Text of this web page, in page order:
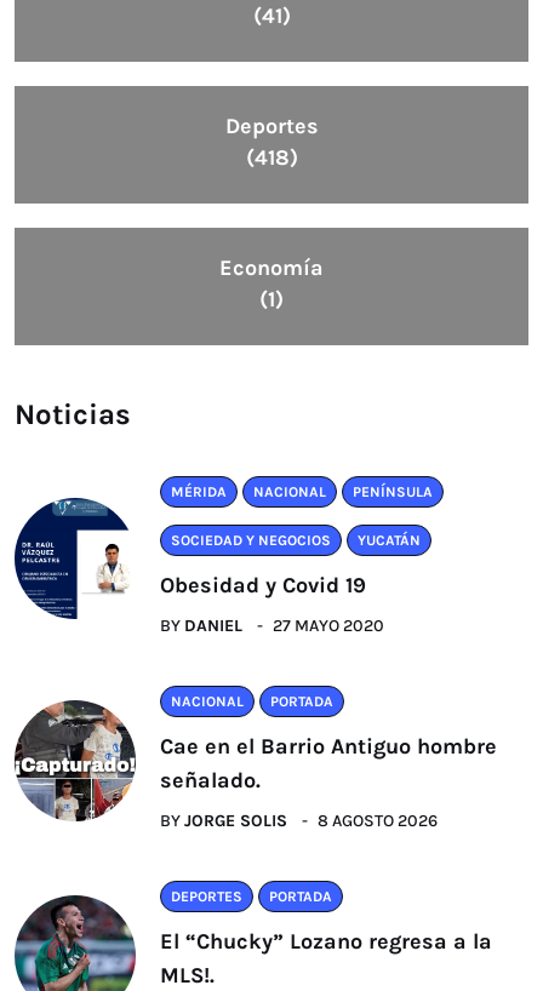
(41)
Deportes
(418)
Economía
(1)
Noticias
MÉRIDA NACIONAL PENÍNSULA
SOCIEDAD Y NEGOCIOS YUCATÁN
Obesidad y Covid 19
BY DANIEL 27 MAYO 2020
NACIONAL PORTADA
Cae en el Barrio Antiguo hombre
señalado.
BYJORGE SOLIS 8 AGOSTO 2026
DEPORTES PORTADA
El “Chucky” Lozano regresa a la
MLS!.